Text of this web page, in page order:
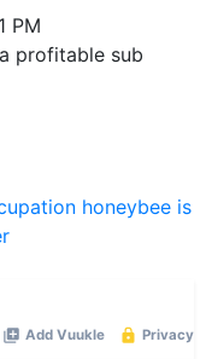
PM
profitable sub
honeybee is